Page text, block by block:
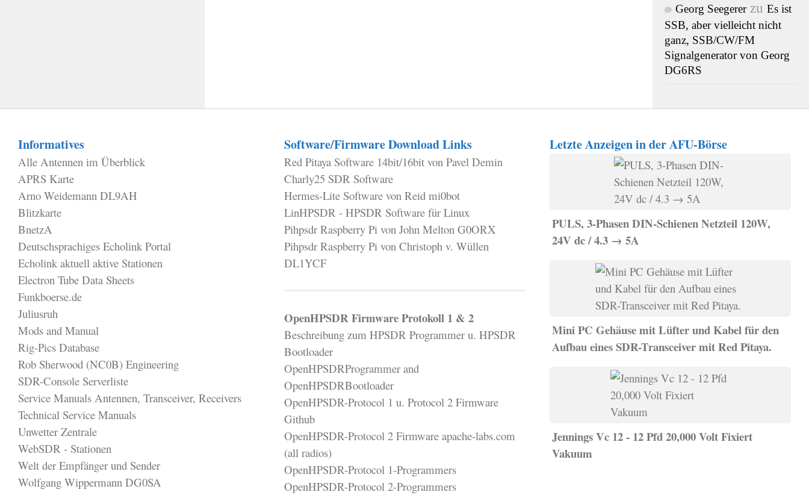
Georg Seegererzu Es ist
SSB, aber vielleicht nicht
ganz, SSB/CW/FM
Signalgenerator von Georg
DG6RS
Informatives
Alle Antennen im Überblick
APRS Karte
Arno Weidemann DL9AH
Blitzkarte
BnetzA
Deutschsprachiges Echolink Portal
Echolink aktuell aktive Stationen
Electron Tube Data Sheets
Funkboerse.de
Juliusruh
Mods and Manual
Rig-Pics Database
Rob Sherwood (NC0B) Engineering
SDR-Console Serverliste
Service Manuals Antennen, Transceiver, Receivers
Technical Service Manuals
Unwetter Zentrale
WebSDR - Stationen
Welt der Empfänger und Sender
Wolfgang Wippermann DG0SA
Software/Firmware Download Links
Red Pitaya Software 14bit/16bit von Pavel Demin
Charly25 SDR Software
Hermes-Lite Software von Reid mi0bot
LinHPSDR - HPSDR Software für Linux
Pihpsdr Raspberry Pi von John Melton G0ORX
Pihpsdr Raspberry Pi von Christoph v. Wüllen
DL1YCF
OpenHPSDR Firmware Protokoll 1 & 2
Beschreibung zum HPSDR Programmer u. HPSDR
Bootloader
OpenHPSDRProgrammer and
OpenHPSDRBootloader
OpenHPSDR-Protocol 1 u. Protocol 2 Firmware
Github
OpenHPSDR-Protocol 2 Firmware apache-labs.com
(all radios)
OpenHPSDR-Protocol 1-Programmers
OpenHPSDR-Protocol 2-Programmers
Letzte Anzeigen in der AFU-Börse
PULS, 3-Phasen DIN-Schienen Netzteil 120W,
24V dc / 4.3 → 5A
Mini PC Gehäuse mit Lüfter und Kabel für den
Aufbau eines SDR-Transceiver mit Red Pitaya.
Jennings Vc 12 - 12 Pfd 20,000 Volt Fixiert
Vakuum